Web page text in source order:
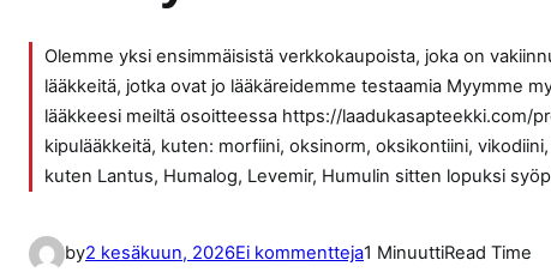
Olemme yksi ensimmäisistä verkkokaupoista, joka on
lääkkeitä, jotka ovat jo lääkäreidemme testaamia Myymme
lääkkeesi meiltä osoitteessa https://laadukasapteekki.com/
kipulääkkeitä, kuten: morfiini, oksinorm, oksikontiini,
kuten Lantus, Humalog, Levemir, Humulin sitten lopuksi
by2 kesäkuun, 2026Ei kommenttejaa1 MinuuttiRead Time